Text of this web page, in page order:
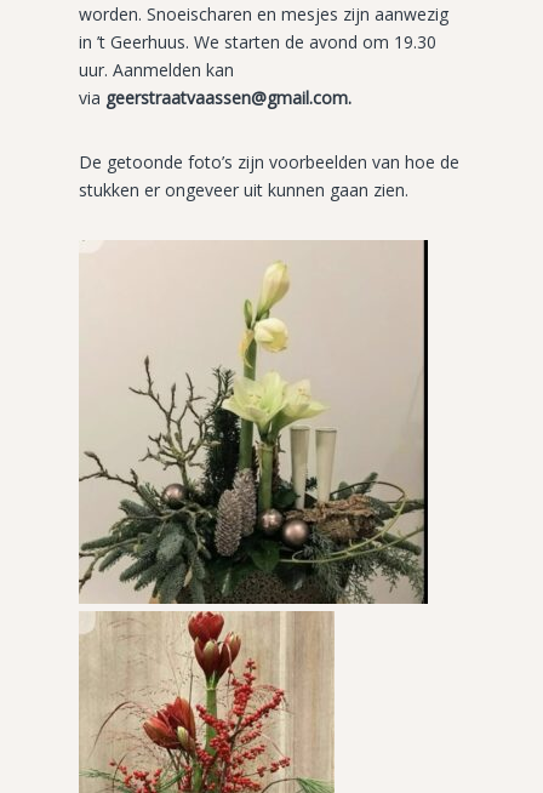
worden. Snoeischaren en mesjes zijn aanwezig
in ’t Geerhuus. We starten de avond om 19.30
uur. Aanmelden kan
via geerstraatvaassen@gmail.com.
De getoonde foto’s zijn voorbeelden van hoe de
stukken er ongeveer uit kunnen gaan zien.